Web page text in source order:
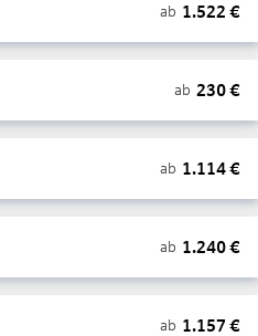
ab 1.522 €
ab 230€
ab 1.114€
ab 1.240€
ab 1.157 €